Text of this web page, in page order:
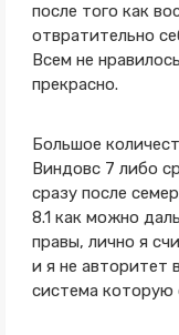
после того как
отвратительно
Всем не
прекрасно.
Большое
Виндовс 7 либо
сразу после
8.1 как можно
правы, лично я
и я не авторитет
система которую